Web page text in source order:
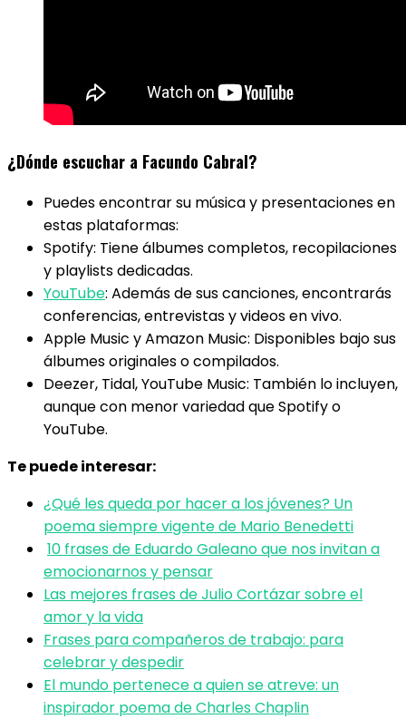
¿Dónde escuchar a Facundo Cabral?
Puedes encontrar su música y presentaciones en
estas plataformas:
Spotify: Tiene álbumes completos, recopilaciones
y playlists dedicadas.
YouTube: Además de sus canciones, encontrarás
conferencias, entrevistas y videos en vivo.
Apple Music y Amazon Music: Disponibles bajo sus
álbumes originales o compilados.
Deezer, Tidal, YouTube Music: También lo incluyen,
aunque con menor variedad que Spotify o
YouTube.
Te puede interesar:
¿Qué les queda por hacer a los jóvenes? Un
poema siempre vigente de Mario Benedetti
10 frases de Eduardo Galeano que nos invitan a
emocionarnos y pensar
Las mejores frases de Julio Cortázar sobre el
amor y la vida
Frases para compañeros de trabajo: para
celebrar y despedir
El mundo pertenece a quien se atreve: un
inspirador poema de Charles Chaplin